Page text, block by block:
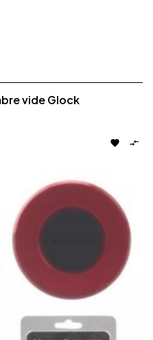
vide Glock
 